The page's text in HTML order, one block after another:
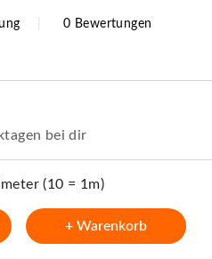
0 Bewertungen
bei dir
(10 = 1m)
+ Warenkorb